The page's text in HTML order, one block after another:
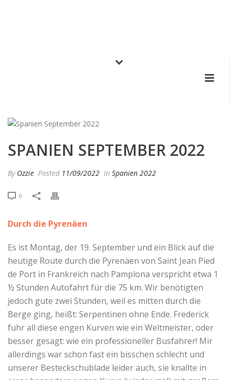
SPANIEN SEPTEMBER 2022
By Ozzie Posted 11/09/2022 In Spanien 2022
0
Durch die Pyrenäen
Es ist Montag, der 19. September und ein Blick auf die
heutige Route durch die Pyrenäen von Saint Jean Pied
de Port in Frankreich nach Pamplona verspricht etwa 1
½ Stunden Autofahrt für die 75 km. Wir benötigten
jedoch gute zwei Stunden, weil es mitten durch die
Berge ging, heißt: Serpentinen ohne Ende. Frederick
fuhr all diese engen Kurven wie ein Weltmeister, oder
besser gesagt: wie ein professioneller Busfahrer! Mir
allerdings war schon fast ein bisschen schlecht und
unserer Besteckschublade leider auch, sie knallte in